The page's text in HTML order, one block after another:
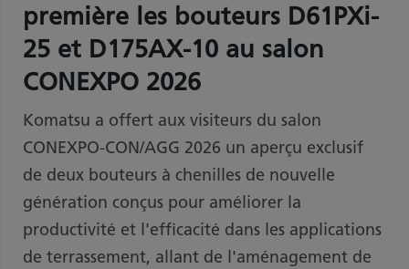
première les bouteurs D61PXi-
25 et D175AX-10 au salon
CONEXPO 2026
Komatsu a offert aux visiteurs du salon
CONEXPO-CON/AGG 2026 un aperçu exclusif
de deux bouteurs à chenilles de nouvelle
génération conçus pour améliorer la
productivité et l'efficacité dans les applications
de terrassement, allant de l'aménagement de